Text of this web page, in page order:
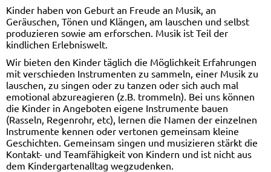
Kinder haben von Geburt an Freude an Musik, an
Geräuschen, Tönen und Klängen, am lauschen und selbst
produzieren sowie am erforschen. Musik ist Teil der
kindlichen Erlebniswelt.
Wir bieten den Kinder täglich die Möglichkeit Erfahrungen
mit verschieden Instrumenten zu sammeln, einer Musik zu
lauschen, zu singen oder zu tanzen oder sich auch mal
emotional abzureagieren (z.B. trommeln). Bei uns können
die Kinder in Angeboten eigene Instrumente bauen
(Rasseln, Regenrohr, etc), lernen die Namen der einzelnen
Instrumente kennen oder vertonen gemeinsam kleine
Geschichten. Gemeinsam singen und musizieren stärkt die
Kontakt- und Teamfähigkeit von Kindern und ist nicht aus
dem Kindergartenalltag wegzudenken.